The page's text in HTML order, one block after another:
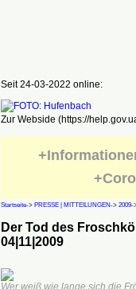
Seit 24-03-2022 online:
Zur Webside (https://
Startseite-> PRESSE | MITTEILUNGEN-> 2009-
Der Tod des
04|11|2009